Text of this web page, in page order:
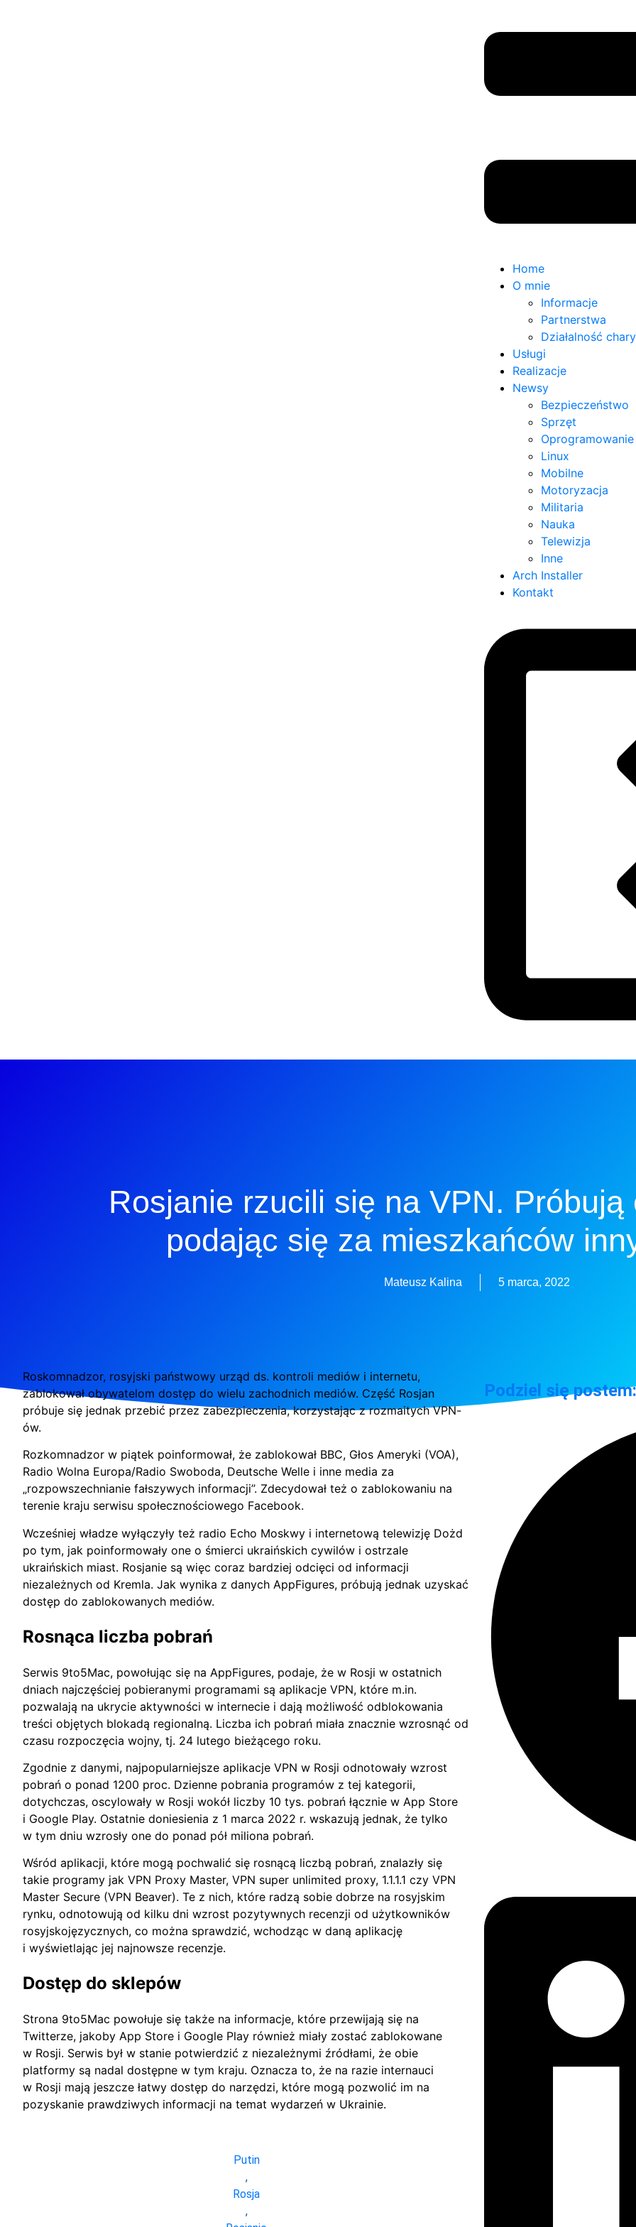
Home
O mnie
Informacje
Partnerstwa
Działalność
Usługi
Realizacje
Newsy
Bezpieczeństwo
Sprzęt
Oprogramowanie
Linux
Mobilne
Motoryzacja
Militaria
Nauka
Telewizja
Inne
Arch Installer
Kontakt
Rosjanie rzucili się na VPN.
podając się za mieszkańców
Mateusz Kalina 5 marca, 2022
Roskomnadzor, rosyjski państwowy urząd ds. kontroli mediów i internetu,
zablokował obywatelom dostęp do wielu zachodnich mediów. Część Rosjan
próbuje się jednak przebić przez zabezpieczenia, korzystając z rozmaitych VPN-
ów.
Rozkomnadzor w piątek poinformował, że zablokował BBC, Głos Ameryki (VOA),
Radio Wolna Europa/Radio Swoboda, Deutsche Welle i inne media za
„rozpowszechnianie fałszywych informacji”. Zdecydował też o zablokowaniu na
terenie kraju serwisu społecznościowego Facebook.
Wcześniej władze wyłączyły też radio Echo Moskwy i internetową telewizję Dożd
po tym, jak poinformowały one o śmierci ukraińskich cywilów i ostrzale
ukraińskich miast. Rosjanie są więc coraz bardziej odcięci od informacji
niezależnych od Kremla. Jak wynika z danych AppFigures, próbują jednak uzyskać
dostęp do zablokowanych mediów.
Rosnąca liczba pobrań
Serwis 9to5Mac, powołując się na AppFigures, podaje, że w Rosji w ostatnich
dniach najczęściej pobieranymi programami są aplikacje VPN, które m.in.
pozwalają na ukrycie aktywności w internecie i dają możliwość odblokowania
treści objętych blokadą regionalną. Liczba ich pobrań miała znacznie wzrosnąć od
czasu rozpoczęcia wojny, tj. 24 lutego bieżącego roku.
Zgodnie z danymi, najpopularniejsze aplikacje VPN w Rosji odnotowały wzrost
pobrań o ponad 1200 proc. Dzienne pobrania programów z tej kategorii,
dotychczas, oscylowały w Rosji wokół liczby 10 tys. pobrań łącznie w App Store
i Google Play. Ostatnie doniesienia z 1 marca 2022 r. wskazują jednak, że tylko
w tym dniu wzrosły one do ponad pół miliona pobrań.
Wśród aplikacji, które mogą pochwalić się rosnącą liczbą pobrań, znalazły się
takie programy jak VPN Proxy Master, VPN super unlimited proxy, 1.1.1.1 czy VPN
Master Secure (VPN Beaver). Te z nich, które radzą sobie dobrze na rosyjskim
rynku, odnotowują od kilku dni wzrost pozytywnych recenzji od użytkowników
rosyjskojęzycznych, co można sprawdzić, wchodząc w daną aplikację
i wyświetlając jej najnowsze recenzje.
Dostęp do sklepów
Strona 9to5Mac powołuje się także na informacje, które przewijają się na
Twitterze, jakoby App Store i Google Play również miały zostać zablokowane
w Rosji. Serwis był w stanie potwierdzić z niezależnymi źródłami, że obie
platformy są nadal dostępne w tym kraju. Oznacza to, że na razie internauci
w Rosji mają jeszcze łatwy dostęp do narzędzi, które mogą pozwolić im na
pozyskanie prawdziwych informacji na temat wydarzeń w Ukrainie.
Putin
,
Rosja
,
Podziel się postem: